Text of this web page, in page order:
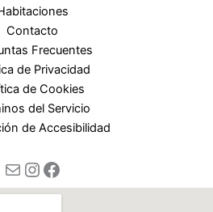
Contacto
Frecuentes
de Privacidad
de Cookies
del Servicio
de Accesibilidad
Correo electrónico
Instagram
Facebook